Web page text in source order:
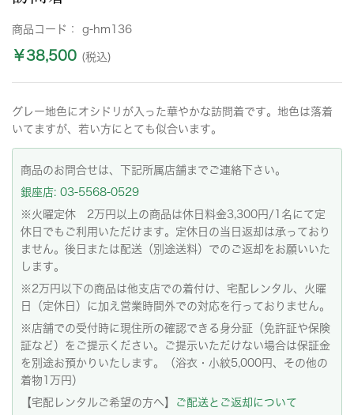
商品コード： g-hm136
￥38,500 (税込)
グレー地色にオシドリが入った華やかな訪問着です。地色は落着
いてますが、若い方にとても似合います。
商品のお問合せは、下記所属店舗までご連絡下さい。
銀座店: 03-5568-0529
※火曜定休 2万円以上の商品は休日料金3,300円/1名にて定
休日でもご利用いただけます。定休日の当日返却は承っており
ません。後日または配送（別途送料）でのご返却をお願いいた
します。
※2万円以下の商品は他支店での着付け、宅配レンタル、火曜
日（定休日）に加え営業時間外での対応を行っておりません。
※店舗での受付時に現住所の確認できる身分証（免許証や保険
証など）をご提示ください。ご提示いただけない場合は保証金
を別途お預かりいたします。（浴衣・小紋5,000円、その他の
着物1万円）
【宅配レンタルご希望の方へ】
ご配送とご返却について